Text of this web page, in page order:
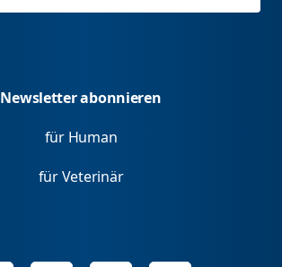
Newsletter abonnieren
für Human
für Veterinär